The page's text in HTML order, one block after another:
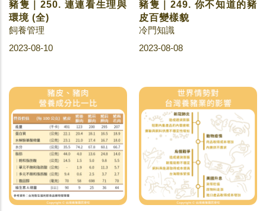
豬隻｜250. 連連看生理與
環境 (全)
飼養管理
2023-08-10
豬隻｜249. 你不知道的豬
皮百變樣貌
冷門知識
2023-08-08